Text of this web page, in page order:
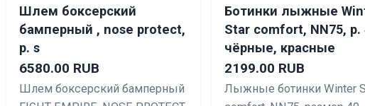
Шлем боксерский
бамперный , nose protect,
р. s
6580.00 RUB
Шлем боксерский бамперный
Ботинки лыжные
Star comfort, NN75, р.
чёрные, красные
2199.00 RUB
Лыжные ботинки Winter